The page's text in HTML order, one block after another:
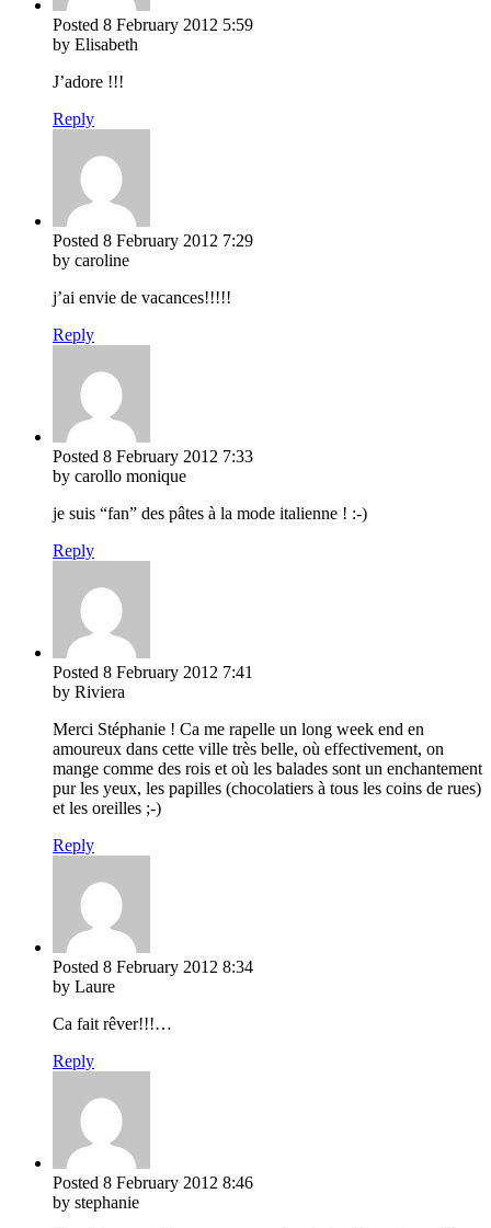
Posted 8 February 2012 5:59
by Elisabeth
J’adore !!!
Reply
Posted 8 February 2012 7:29
by caroline
j’ai envie de vacances!!!!!
Reply
Posted 8 February 2012 7:33
by carollo monique
je suis “fan” des pâtes à la mode italienne ! :-)
Reply
Posted 8 February 2012 7:41
by Riviera
Merci Stéphanie ! Ca me rapelle un long week end en
amoureux dans cette ville très belle, où effectivement, on
mange comme des rois et où les balades sont un enchantement
pur les yeux, les papilles (chocolatiers à tous les coins de rues)
et les oreilles ;-)
Reply
Posted 8 February 2012 8:34
by Laure
Ca fait rêver!!!…
Reply
Posted 8 February 2012 8:46
by stephanie